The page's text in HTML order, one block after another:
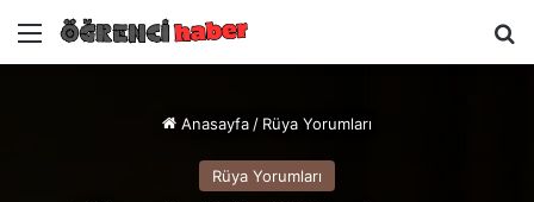
Menü
Anasayfa / Rüya Yorumları
Rüya Yorumları